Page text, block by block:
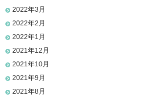
2022年3月
2022年2月
2022年1月
2021年12月
2021年10月
2021年9月
2021年8月